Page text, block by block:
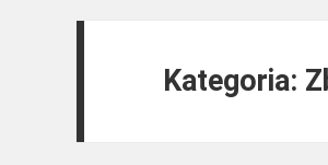
Kategoria: